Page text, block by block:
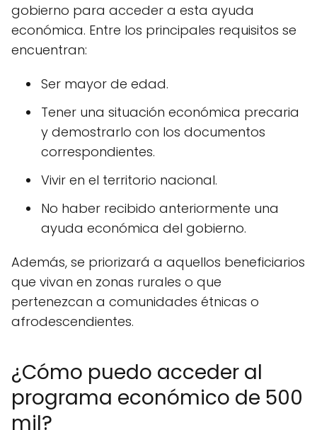
gobierno para acceder a esta ayuda
económica. Entre los principales requisitos se
encuentran:
Ser mayor de edad.
Tener una situación económica precaria
y demostrarlo con los documentos
correspondientes.
Vivir en el territorio nacional.
No haber recibido anteriormente una
ayuda económica del gobierno.
Además, se priorizará a aquellos beneficiarios
que vivan en zonas rurales o que
pertenezcan a comunidades étnicas o
afrodescendientes.
¿Cómo puedo acceder al
programa económico de 500
mil?